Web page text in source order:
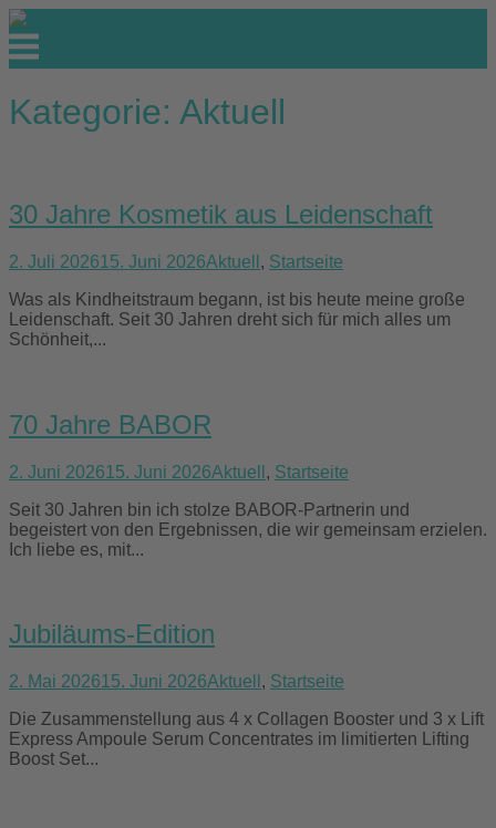
Skip
to
content
Menu
Kategorie: Aktuell
30 Jahre Kosmetik aus Leidenschaft
2. Juli 202615. Juni 2026Aktuell , Startseite
Was als Kindheitstraum begann, ist bis heute meine große
Leidenschaft. Seit 30 Jahren dreht sich für mich alles um
Schönheit,...
70 Jahre BABOR
2. Juni 202615. Juni 2026Aktuell , Startseite
Seit 30 Jahren bin ich stolze BABOR-Partnerin und
begeistert von den Ergebnissen, die wir gemeinsam erzielen.
Ich liebe es, mit...
Jubiläums-Edition
2. Mai 202615. Juni 2026Aktuell , Startseite
Die Zusammenstellung aus 4 x Collagen Booster und 3 x Lift
Express Ampoule Serum Concentrates im limitierten Lifting
Boost Set...